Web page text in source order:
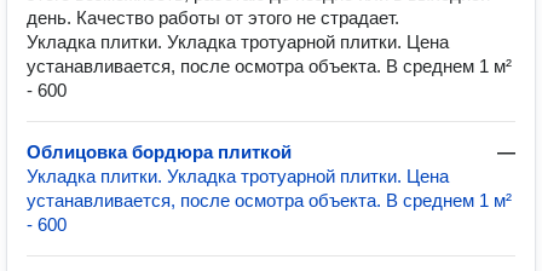
день. Качество работы от этого не страдает.
Укладка плитки. Укладка тротуарной плитки. Цена
устанавливается, после осмотра объекта. В среднем 1 м²
- 600
Облицовка бордюра плиткой
—
Укладка плитки. Укладка тротуарной плитки. Цена
устанавливается, после осмотра объекта. В среднем 1 м²
- 600